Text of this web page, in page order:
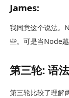
James:
我同意这个说法。
些。可是当Node
第三轮: 语法
第三轮比较了理解